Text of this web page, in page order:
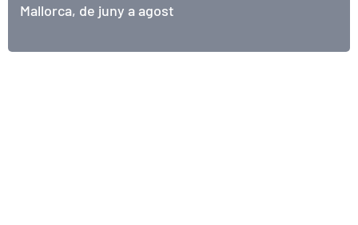
Mallorca, de juny a agost
Mallorca, de juny a agost
Mallorca, de juny a agost (By HiBalearic)